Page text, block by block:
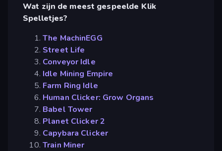
Wat zijn de meest gespeelde Klik
Spelletjes?
The MachinEGG
Street Life
Conveyor Idle
Idle Mining Empire
Farm Ring Idle
Human Clicker: Grow Organs
Babel Tower
Planet Clicker 2
Capybara Clicker
Train Miner